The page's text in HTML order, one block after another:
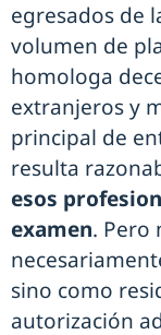
egresados de
volumen de
homologa
extranjeros y
principal de
resulta
esos
examen. Pero
sino como
autorización